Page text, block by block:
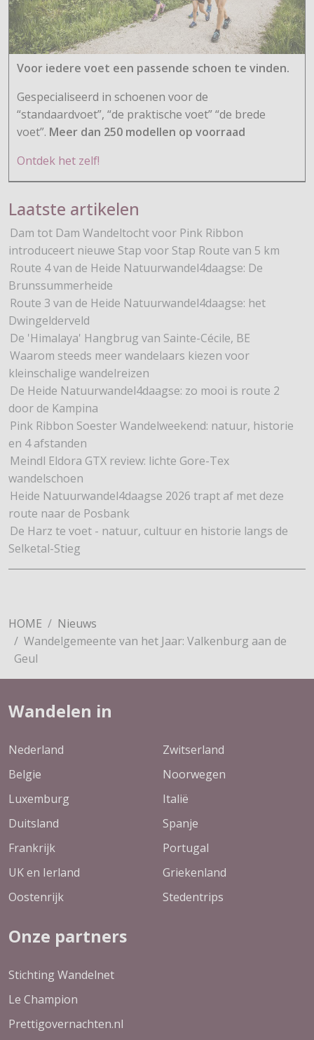
Voor iedere voet een passende schoen te vinden.
Gespecialiseerd in schoenen voor de
“standaardvoet”, “de praktische voet” “de brede
voet”. Meer dan 250 modellen op voorraad
Ontdek het zelf!
Laatste artikelen
Dam tot Dam Wandeltocht voor Pink Ribbon
introduceert nieuwe Stap voor Stap Route van 5 km
Route 4 van de Heide Natuurwandel4daagse: De
Brunssummerheide
Route 3 van de Heide Natuurwandel4daagse: het
Dwingelderveld
De 'Himalaya' Hangbrug van Sainte-Cécile, BE
Waarom steeds meer wandelaars kiezen voor
kleinschalige wandelreizen
De Heide Natuurwandel4daagse: zo mooi is route 2
door de Kampina
Pink Ribbon Soester Wandelweekend: natuur, historie
en 4 afstanden
Meindl Eldora GTX review: lichte Gore-Tex
wandelschoen
Heide Natuurwandel4daagse 2026 trapt af met deze
route naar de Posbank
De Harz te voet - natuur, cultuur en historie langs de
Selketal-Stieg
HOME
Nieuws
Wandelgemeente van het Jaar: Valkenburg aan de
Geul
Wandelen in
Nederland
Belgie
Luxemburg
Duitsland
Frankrijk
UK en Ierland
Oostenrijk
Zwitserland
Noorwegen
Italië
Spanje
Portugal
Griekenland
Stedentrips
Onze partners
Stichting Wandelnet
Le Champion
Prettigovernachten.nl